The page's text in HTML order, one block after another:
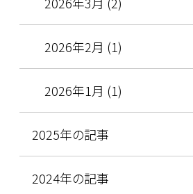
2026年2月 (1)
2026年1月 (1)
2025年の記事
2024年の記事